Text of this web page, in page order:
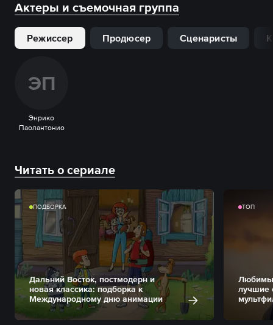
Актеры и съемочная группа
Режиссер Продюсер Сценаристы
ЭП
Энрико
Паолантонио
Читать о сериале
ПОДБОРКА
Дальний Восток, постмодерн и
новая классика: подборка к
Международному дню анимации
ТОП
лучшие